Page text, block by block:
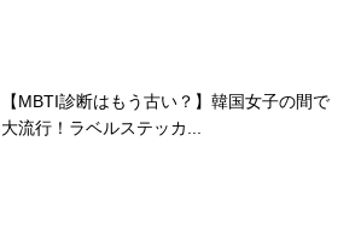
【MBTI診断はもう古い？】韓国女子の間で
大流行！ラベルステッカ...